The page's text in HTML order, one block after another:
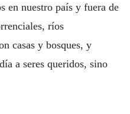
en nuestro país y fuera de
ríos
casas y bosques, y
a seres queridos, sino